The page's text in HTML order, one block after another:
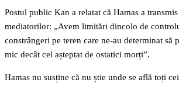
Postul public Kan a relatat că Hamas a
mediatorilor: „Avem limitări dincolo de
constrângeri pe teren care ne-au determinat să
mic decât cel așteptat de ostatici morți”.
Hamas nu susține că nu știe unde se află toți